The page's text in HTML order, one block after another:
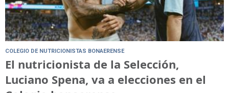
COLEGIO DE NUTRICIONISTAS BONAERENSE
El nutricionista de la Selección,
Luciano Spena, va a elecciones en el